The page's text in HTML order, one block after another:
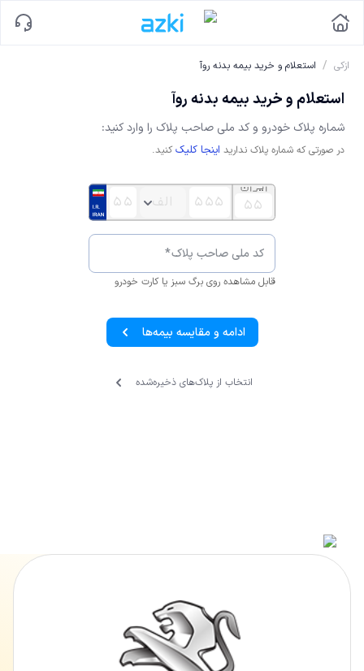
ازکی / استعلام و خرید بیمه بدنه روآ
استعلام و خرید بیمه بدنه روآ
شماره پلاک خودرو و کد ملی صاحب پلاک را وارد کنید:
در صورتی که شماره پلاک ندارید اینجا کلیک کنید.
کد ملی صاحب پلاک*
قابل مشاهده روی برگ سبز یا کارت خودرو
ادامه و مقایسه بیمه‌ها
انتخاب از پلاک‌های ذخیره‌‌شده